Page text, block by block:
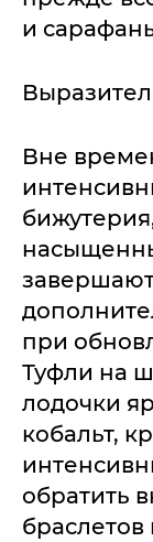
и
Вне
при
Туфли на
лодочки
кобальт,
обратить